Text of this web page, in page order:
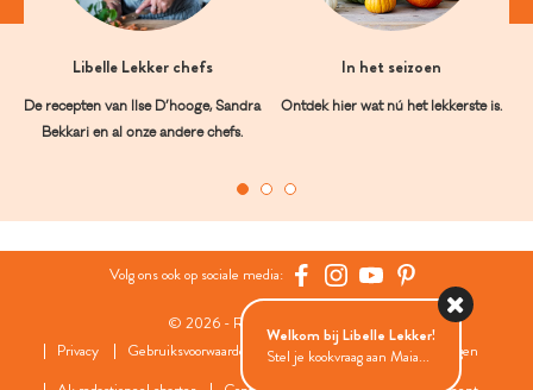
Libelle Lekker chefs
De recepten van Ilse D’hooge, Sandra
Bekkari en al onze andere chefs.
In het seizoen
Ontdek hier wat nú het lekkerste is.
Volg ons ook op sociale media:
© 2026 - Roularta Media Group
Privacy
Gebruiksvoorwaarden Cookies
Cookies instellingen
Welkom bij Libelle Lekker!
Stel je kookvraag aan Maia...